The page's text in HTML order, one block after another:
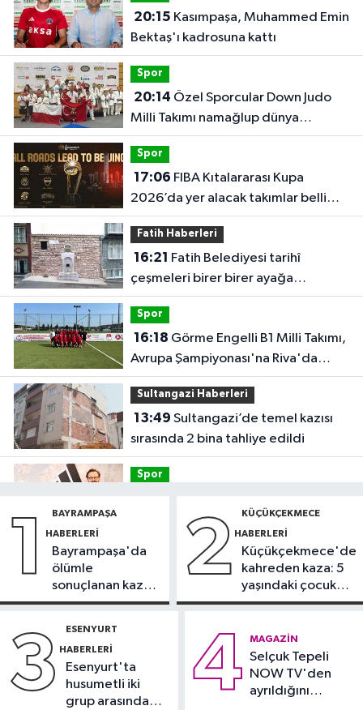
20:15
Bektaş'ı kadrosuna kattı
Spor
20:14
Milli Takımı namağlup dünya
şampiyonu
Spor
17:06
2026’da yer alacak takımlar belli
oldu
Fatih Haberleri
16:21
çeşmeleri birer birer ayağa
kaldırıyor
Spor
16:18
Avrupa Şampiyonası'na Riva'da
hazırlanıyor
Sultangazi Haberleri
13:49
sırasında 2 bina tahliye edildi
Spor
yeni forma sponsoru
İstanbul Haberleri
magandalığını özendirdi,
VAR'ları açıklandı
1 BAYRAMPAŞA
HABERLERI
Bayrampaşa'da
ölümle
sonuçlanan kaza:
Sürücü
2 KÜÇÜKÇEKMECE
HABERLERI
Küçükçekmece'de
kahreden kaza: 5
yaşındaki çocuk
yoğun bakımda
3 ESENYURT
HABERLERI
Esenyurt'ta
husumetli iki
grup arasında
4 MAGAZIN
Selçuk Tepeli
NOW TV'den
ayrıldığını